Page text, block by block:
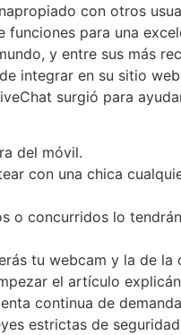
con otros
para una
y entre sus más
integrar en su sitio
surgió para
del móvil.
con una chica
o concurridos lo
tu webcam y la de la
el artículo
continua de
estrictas de